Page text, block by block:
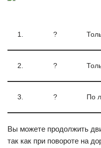
1. ?
2. ?
3. ? По
Вы можете продолжить
так как при повороте на